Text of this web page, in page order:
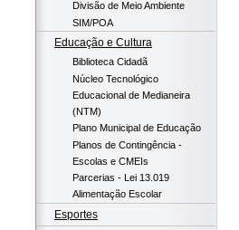
Divisão de Meio Ambiente
SIM/POA
Educação e Cultura
Biblioteca Cidadã
Núcleo Tecnológico
Educacional de Medianeira
(NTM)
Plano Municipal de Educação
Planos de Contingência -
Escolas e CMEIs
Parcerias - Lei 13.019
Alimentação Escolar
Esportes